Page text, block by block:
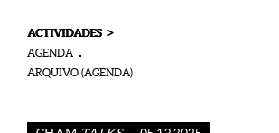
ACTIVIDADES >
AGENDA
ARQUIVO (AGENDA)